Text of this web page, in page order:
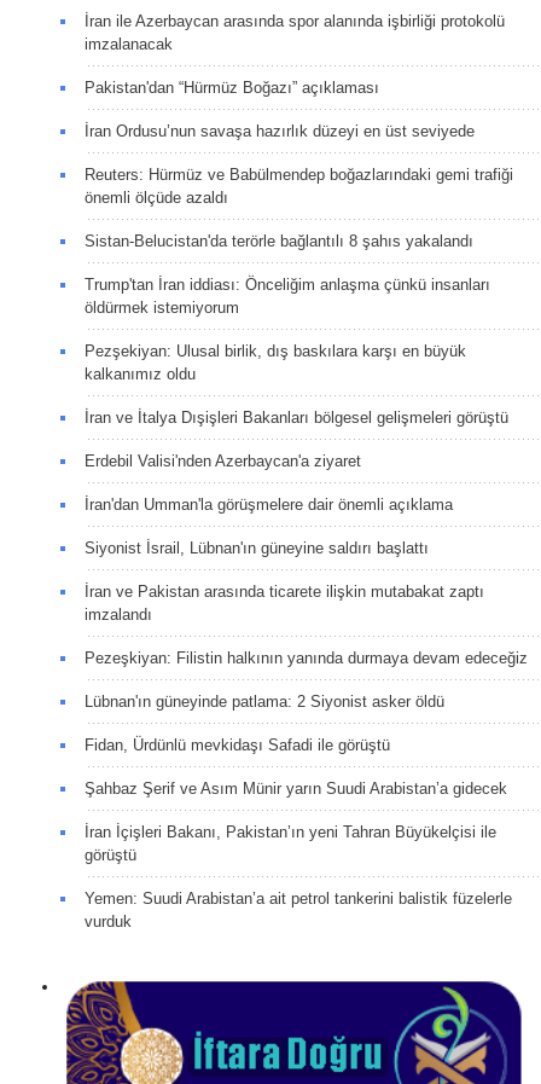
İran ile Azerbaycan arasında spor alanında işbirliği protokolü
imzalanacak
Pakistan'dan “Hürmüz Boğazı” açıklaması
İran Ordusu’nun savaşa hazırlık düzeyi en üst seviyede
Reuters: Hürmüz ve Babülmendep boğazlarındaki gemi trafiği
önemli ölçüde azaldı
Sistan-Belucistan'da terörle bağlantılı 8 şahıs yakalandı
Trump'tan İran iddiası: Önceliğim anlaşma çünkü insanları
öldürmek istemiyorum
Pezşekiyan: Ulusal birlik, dış baskılara karşı en büyük
kalkanımız oldu
İran ve İtalya Dışişleri Bakanları bölgesel gelişmeleri görüştü
Erdebil Valisi'nden Azerbaycan'a ziyaret
İran'dan Umman'la görüşmelere dair önemli açıklama
Siyonist İsrail, Lübnan'ın güneyine saldırı başlattı
İran ve Pakistan arasında ticarete ilişkin mutabakat zaptı
imzalandı
Pezeşkiyan: Filistin halkının yanında durmaya devam edeceğiz
Lübnan'ın güneyinde patlama: 2 Siyonist asker öldü
Fidan, Ürdünlü mevkidaşı Safadi ile görüştü
Şahbaz Şerif ve Asım Münir yarın Suudi Arabistan’a gidecek
İran İçişleri Bakanı, Pakistan’ın yeni Tahran Büyükelçisi ile
görüştü
Yemen: Suudi Arabistan’a ait petrol tankerini balistik füzelerle
vurduk